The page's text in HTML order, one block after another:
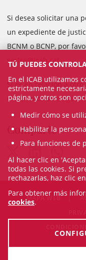
Si desea solicitar una
un expediente de
BCNM o BCNP, por
sertra@icab.cat
Si es en relación a
electrónico a
Comparte
MAPA WEB
TÚ PUEDES
En el ICAB utilizamos
estrictamente
página, y otros son
Medir cómo se
Habilitar la
Para funciones de
Al hacer clic en
todas las cookies. Si
rechazarlas, haz clic
Para obtener más
cookies.